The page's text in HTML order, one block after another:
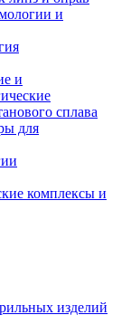
и
и
сплава
для
комплексы и
изделий